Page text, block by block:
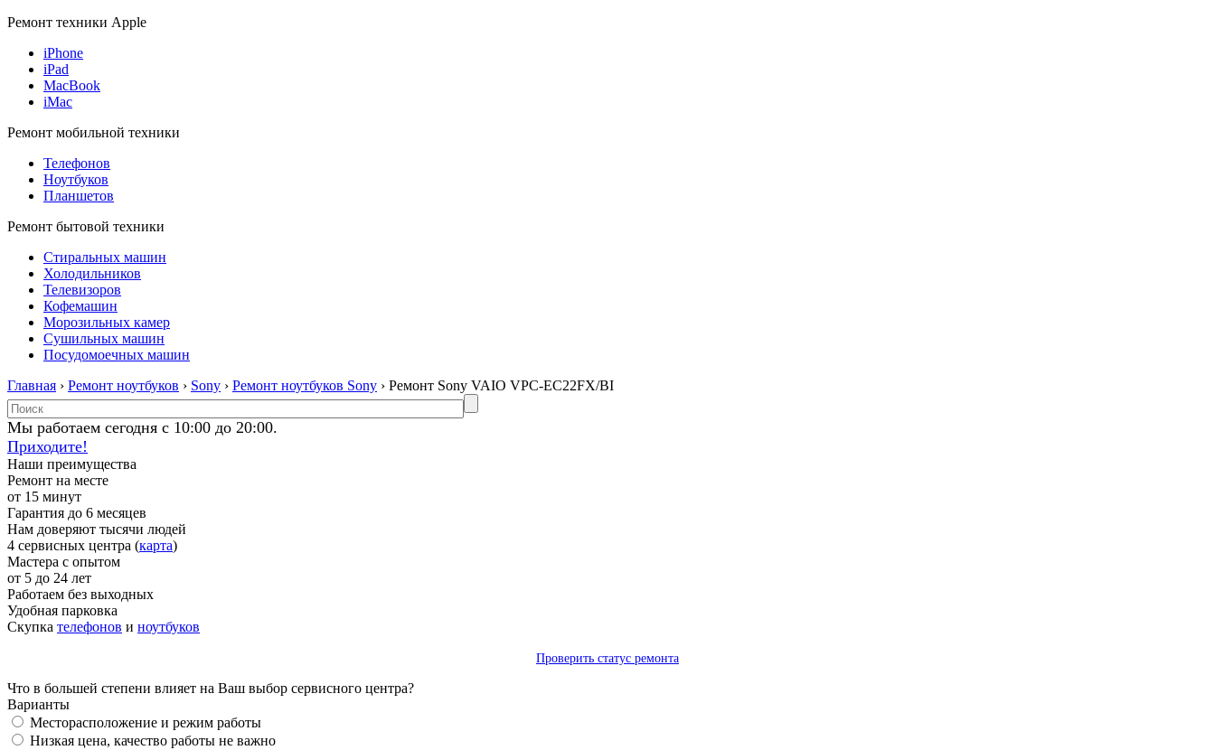
Ремонт техники Apple
iPhone
iPad
MacBook
iMac
Ремонт мобильной техники
Телефонов
Ноутбуков
Планшетов
Ремонт бытовой техники
Стиральных машин
Холодильников
Телевизоров
Кофемашин
Морозильных камер
Сушильных машин
Посудомоечных машин
Главная › Ремонт ноутбуков › Sony › Ремонт ноутбуков Sony › Ремонт Sony VAIO VPC-EC22FX/BI
Мы работаем сегодня с 10:00 до 20:00.
Приходите!
Наши преимущества
Ремонт на месте
от 15 минут
Гарантия до 6 месяцев
Нам доверяют тысячи людей
4 сервисных центра (карта)
Мастера с опытом
от 5 до 24 лет
Работаем без выходных
Удобная парковка
Скупка телефонов и ноутбуков
Проверить статус ремонта
Что в большей степени влияет на Ваш выбор сервисного центра?
Варианты
Месторасположение и режим работы
Низкая цена, качество работы не важно